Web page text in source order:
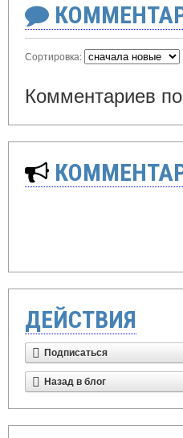
Сортировка:
Комментариев
ДЕЙСТВИЯ
Подписаться
Назад в блог